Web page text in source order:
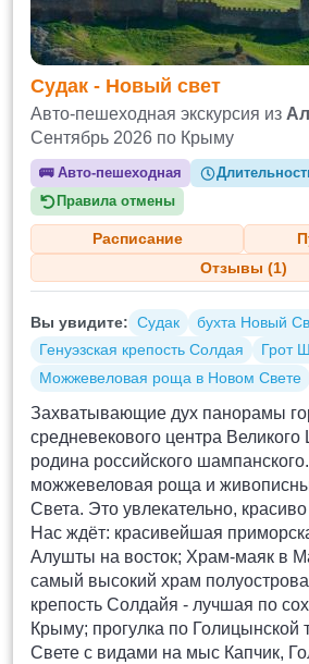
Судак - Новый свет
Авто-пешеходная экскурсия из
Сентябрь 2026 по Крыму
🚌Авто-пешеходная
Правила отмены
Расписание
Отзывы (1)
Вы увидите: Судак
бухта Новый
Генуэзская крепость Солдая
Грот
Можжевеловая роща в Новом Свете
Захватывающие дух панорамы
средневекового центра Великого
родина российского
можжевеловая роща и
Света. Это увлекательно,
Нас ждёт: красивейшая
Алушты на восток; Храм-маяк в
самый высокий храм
крепость Солдайя - лучшая по
Крыму; прогулка по Голицынской
Свете с видами на мыс Капчик,